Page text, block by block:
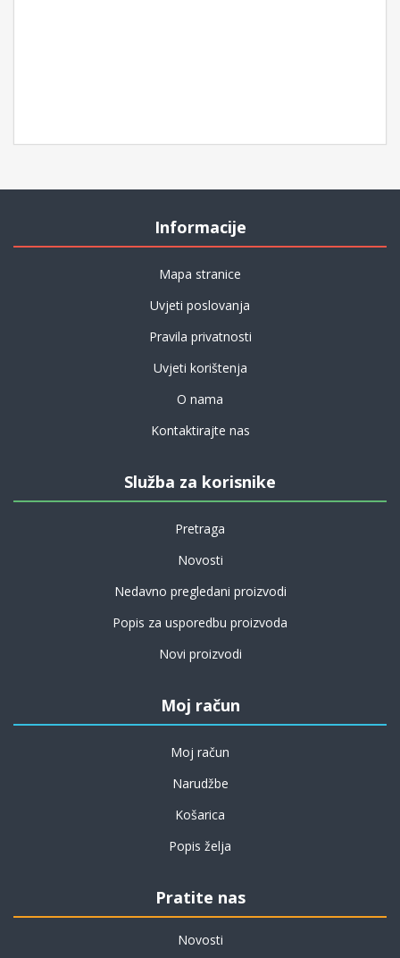
Informacije
Mapa stranice
Uvjeti poslovanja
Pravila privatnosti
Uvjeti korištenja
O nama
Kontaktirajte nas
Služba za korisnike
Pretraga
Novosti
Nedavno pregledani proizvodi
Popis za usporedbu proizvoda
Novi proizvodi
Moj račun
Moj račun
Narudžbe
Košarica
Popis želja
Pratite nas
Novosti